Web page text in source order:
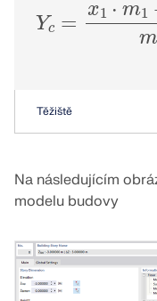
KONTROLOVAT
Starší produkty
Yc= x1·m1+
Těžiště
Na následujícím
modelu budovy